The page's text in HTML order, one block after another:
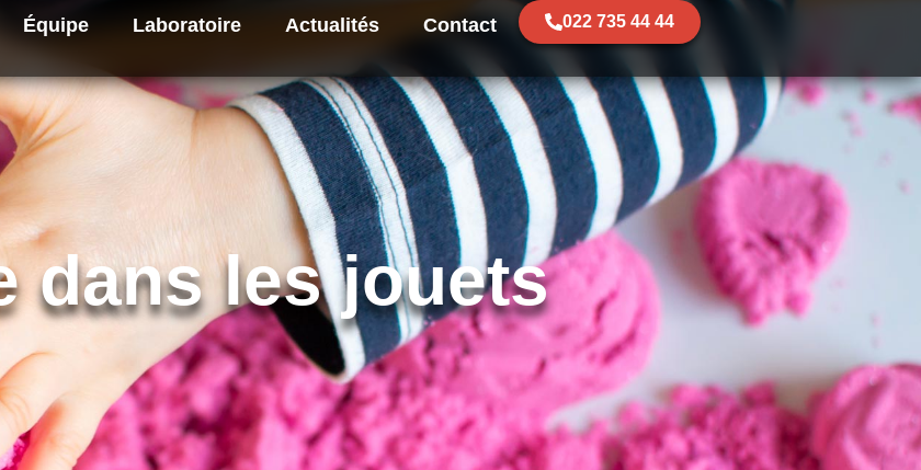
Équipe Laboratoire Actualités Contact 022 735 44 44
dans les jouets